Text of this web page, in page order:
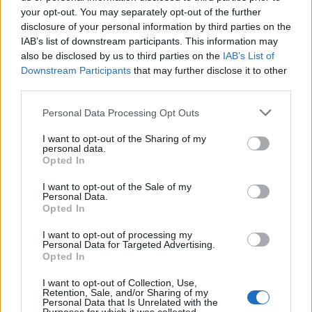
your opt-out. You may separately opt-out of the further
disclosure of your personal information by third parties on the
IAB’s list of downstream participants. This information may
also be disclosed by us to third parties on the IAB’s List of
Downstream Participants that may further disclose it to other
Personal Data Processing Opt Outs
I want to opt-out of the Sharing of my
personal data.
Opted In
I want to opt-out of the Sale of my
Personal Data.
Opted In
I want to opt-out of processing my
Personal Data for Targeted Advertising.
Opted In
I want to opt-out of Collection, Use,
Retention, Sale, and/or Sharing of my
Personal Data that Is Unrelated with the
Apprendre à conduire comme un pilote